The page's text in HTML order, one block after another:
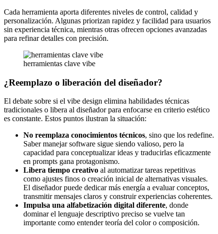
Cada herramienta aporta diferentes niveles de control, calidad y
personalización. Algunas priorizan rapidez y facilidad para usuarios
sin experiencia técnica, mientras otras ofrecen opciones avanzadas
para refinar detalles con precisión.
herramientas clave vibe
¿Reemplazo o liberación del diseñador?
El debate sobre si el vibe design elimina habilidades técnicas
tradicionales o libera al diseñador para enfocarse en criterio estético
es constante. Estos puntos ilustran la situación:
No reemplaza conocimientos técnicos, sino que los redefine.
Saber manejar software sigue siendo valioso, pero la
capacidad para conceptualizar ideas y traducirlas eficazmente
en prompts gana protagonismo.
Libera tiempo creativo al automatizar tareas repetitivas
como ajustes finos o creación inicial de alternativas visuales.
El diseñador puede dedicar más energía a evaluar conceptos,
transmitir mensajes claros y construir experiencias coherentes.
Impulsa una alfabetización digital diferente, donde
dominar el lenguaje descriptivo preciso se vuelve tan
importante como entender teoría del color o composición.